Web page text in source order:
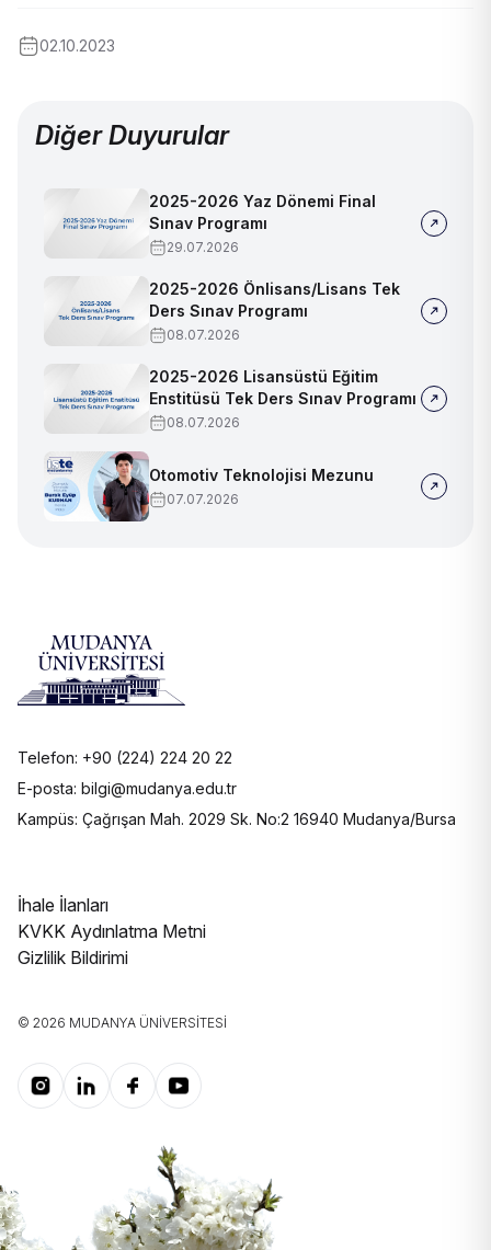
02.10.2023
Diğer Duyurular
2025-2026 Yaz Dönemi Final
Sınav Programı
29.07.2026
2025-2026 Önlisans/Lisans Tek
Ders Sınav Programı
08.07.2026
2025-2026 Lisansüstü Eğitim
Enstitüsü Tek Ders Sınav Programı
08.07.2026
Otomotiv Teknolojisi Mezunu
07.07.2026
Telefon: +90 (224) 224 20 22
E-posta: bilgi@mudanya.edu.tr
Kampüs: Çağrışan Mah. 2029 Sk. No:2 16940 Mudanya/Bursa
İhale İlanları
KVKK Aydınlatma Metni
Gizlilik Bildirimi
© 2026 MUDANYA ÜNIVERSITESI